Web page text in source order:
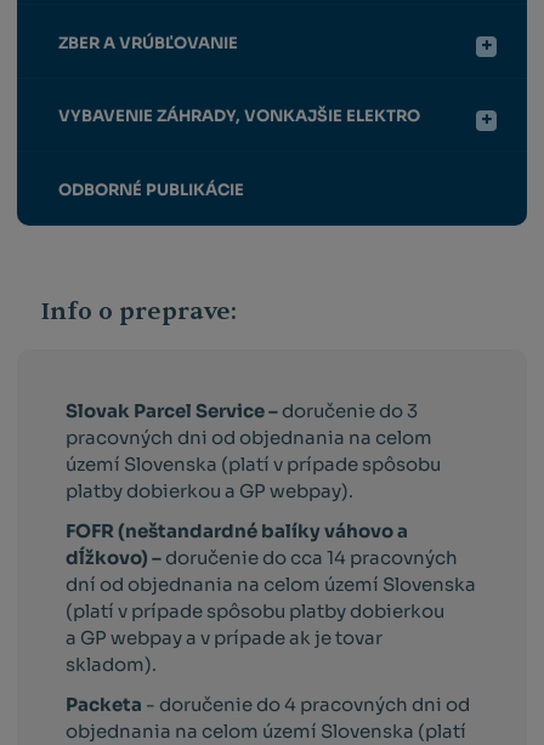
ZBER A VRÚBĽOVANIE
VYBAVENIE ZÁHRADY, VONKAJŠIE ELEKTRO
ODBORNÉ PUBLIKÁCIE
Info o preprave:
Slovak Parcel Service – doručenie do 3
pracovných dni od objednania na celom
území Slovenska (platí v prípade spôsobu
platby dobierkou a GP webpay).
FOFR (neštandardné balíky váhovo a
dĺžkovo) – doručenie do cca 14 pracovných
dní od objednania na celom území Slovenska
(platí v prípade spôsobu platby dobierkou
a GP webpay a v prípade ak je tovar
skladom).
Packeta - doručenie do 4 pracovných dni od
objednania na celom území Slovenska (platí